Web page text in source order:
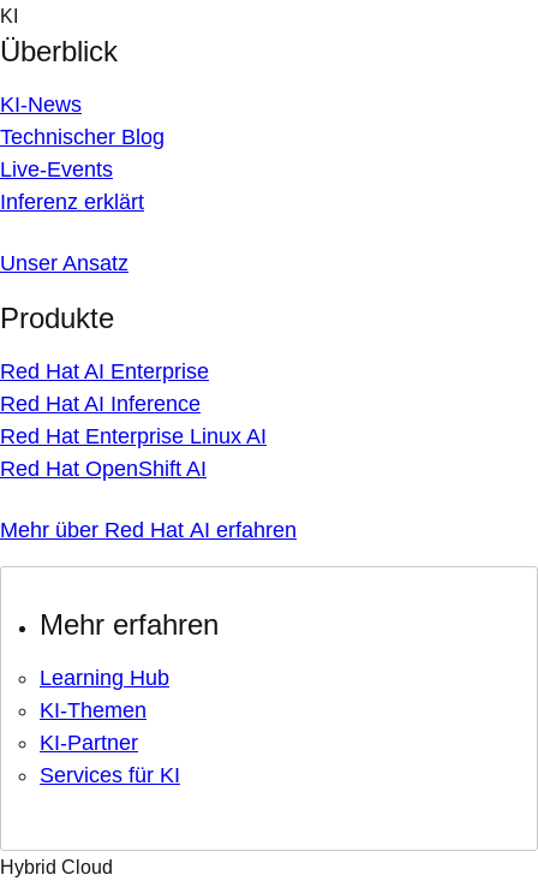
Skip
to
content
KI
Überblick
KI-News
Technischer Blog
Live-Events
Inferenz erklärt
Unser Ansatz
Produkte
Red Hat AI Enterprise
Red Hat AI Inference
Red Hat Enterprise Linux AI
Red Hat OpenShift AI
Mehr über Red Hat AI erfahren
Mehr erfahren
Learning Hub
KI-Themen
KI-Partner
Services für KI
Hybrid Cloud